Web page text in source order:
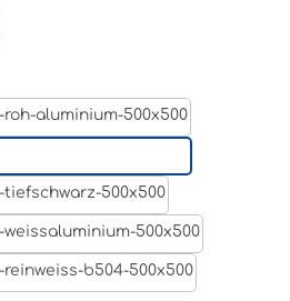
Weißaluminium- RAL 9006